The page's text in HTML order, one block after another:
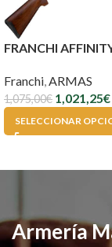
FRANCHI
Franchi ARMAS
1,075,00€ 1,021,25€
SELECCIONAR
Armería